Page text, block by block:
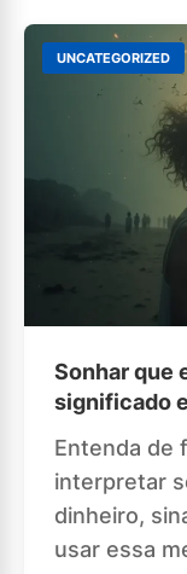
UNCATEGORIZED
Sonhar que
significado
Entenda de
interpretar
dinheiro,
usar essa